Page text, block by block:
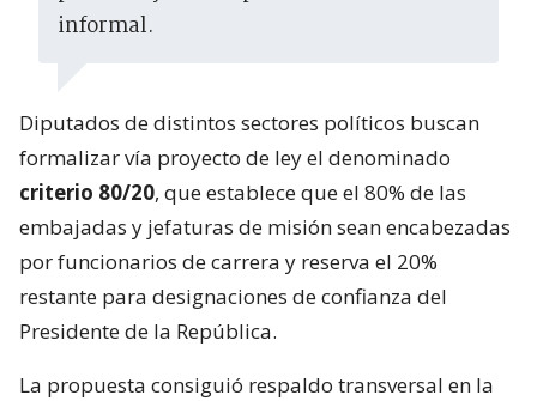
informal.
Diputados de distintos sectores políticos buscan
formalizar vía proyecto de ley el denominado
criterio 80/20, que establece que el 80% de las
embajadas y jefaturas de misión sean encabezadas
por funcionarios de carrera y reserva el 20%
restante para designaciones de confianza del
Presidente de la República.
La propuesta consiguió respaldo transversal en la